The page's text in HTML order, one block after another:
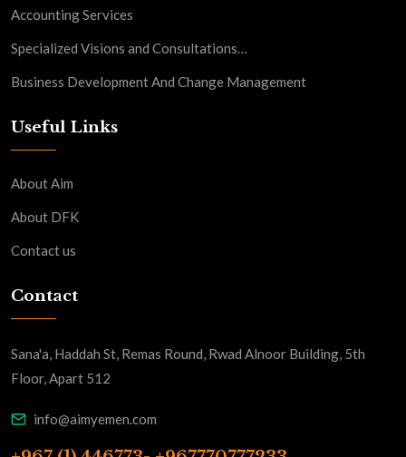
Accounting Services
Specialized Visions and Consultations…
Business Development And Change Management
Useful Links
About Aim
About DFK
Contact us
Contact
Sana'a, Haddah St, Remas Round, Rwad Alnoor Building, 5th
Floor, Apart 512
info@aimyemen.com